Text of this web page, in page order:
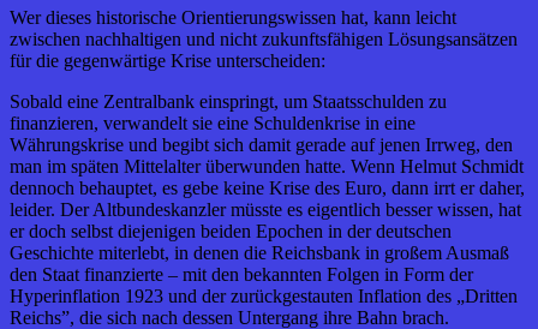
Wer dieses historische Orientierungswissen hat, kann leicht
zwischen nachhaltigen und nicht zukunftsfähigen Lösungsansätzen
für die gegenwärtige Krise unterscheiden:
Sobald eine Zentralbank einspringt, um Staatsschulden zu
finanzieren, verwandelt sie eine Schuldenkrise in eine
Währungskrise und begibt sich damit gerade auf jenen Irrweg, den
man im späten Mittelalter überwunden hatte. Wenn Helmut Schmidt
dennoch behauptet, es gebe keine Krise des Euro, dann irrt er daher,
leider. Der Altbundeskanzler müsste es eigentlich besser wissen, hat
er doch selbst diejenigen beiden Epochen in der deutschen
Geschichte miterlebt, in denen die Reichsbank in großem Ausmaß
den Staat finanzierte – mit den bekannten Folgen in Form der
Hyperinflation 1923 und der zurückgestauten Inflation des „Dritten
Reichs”, die sich nach dessen Untergang ihre Bahn brach.